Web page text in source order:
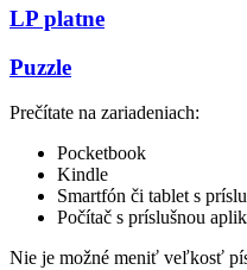
LP platne
Puzzle
Prečítate na zariadeniach:
Pocketbook
Kindle
Smartfón či tablet s
Počítač s príslušnou
Nie je možné meniť veľkosť